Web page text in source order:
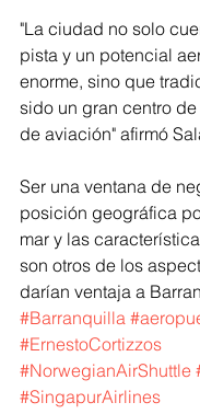
"La ciudad no solo
pista y un potencial
enorme, sino que
sido un gran centro
de aviación" afirmó
Ser una ventana de
posición geográfica
mar y las
son otros de los
darían ventaja a
#Barranquilla
#ErnestoCortizzos
#NorwegianAirShuttle
#SingapurAirlines